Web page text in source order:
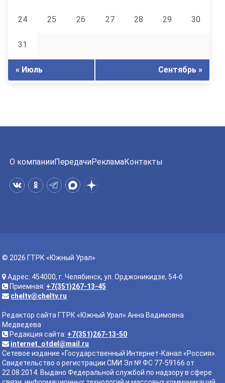
24 25 26 27 28 29 30
31
« Июль Сентябрь »
О компанииПередачиРекламаКонтакты
© 2026 ГТРК «Южный Урал»
Адрес: 454000, г. Челябинск, ул. Орджоникидзе, 54-б
Приемная: +7(351)267-13-45
cheltv@cheltv.ru
Редактор сайта ГТРК «Южный Урал» Анна Вадимовна
Медведева
Редакция сайта: +7(351)267-13-50
internet_otdel@mail.ru
Сетевое издание «Государственный Интернет-Канал «Россия».
Свидетельство о регистрации СМИ Эл № ФС 77-59166 от
22.08.2014. Выдано Федеральной службой по надзору в сфере